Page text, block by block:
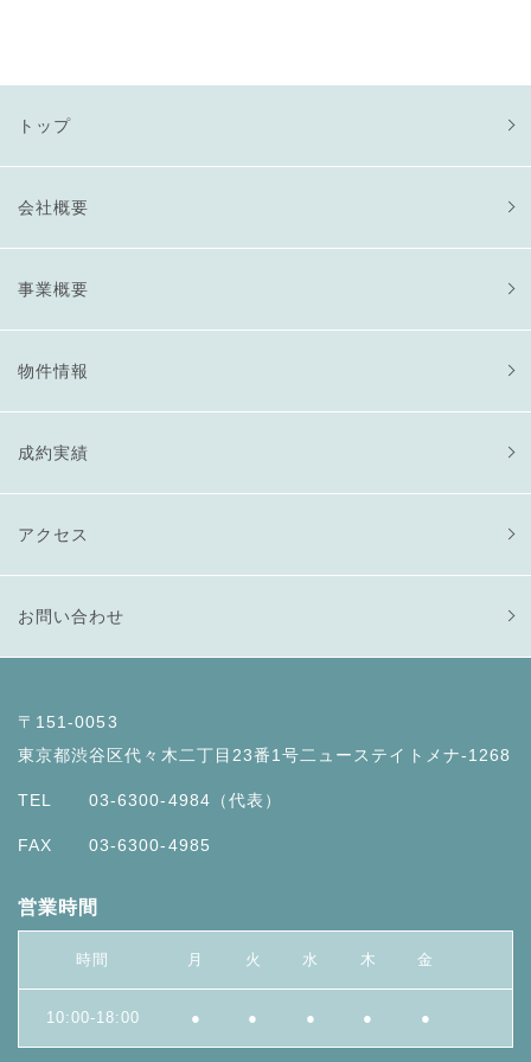
トップ
会社概要
事業概要
物件情報
成約実績
アクセス
お問い合わせ
〒151-0053
東京都渋谷区代々木二丁目23番1号二ューステイトメナ-1268
TEL 03-6300-4984 （代表）
FAX 03-6300-4985
営業時間
時間 月 火 水 木 金
10:00-18:00 ● ● ● ● ●